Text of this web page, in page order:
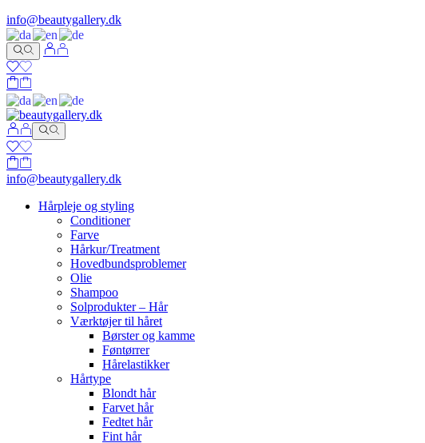
info@beautygallery.dk
info@beautygallery.dk
Hårpleje og styling
Conditioner
Farve
Hårkur/Treatment
Hovedbundsproblemer
Olie
Shampoo
Solprodukter – Hår
Værktøjer til håret
Børster og kamme
Føntørrer
Hårelastikker
Hårtype
Blondt hår
Farvet hår
Fedtet hår
Fint hår